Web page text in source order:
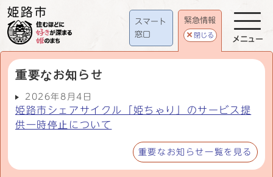
スマート
窓口
緊急情報
閉じる
重要なお知らせ
2026年8月4日
姫路市シェアサイクル「姫ちゃり」のサービス提
供一時停止について
重要なお知らせ一覧を見る
メニュー